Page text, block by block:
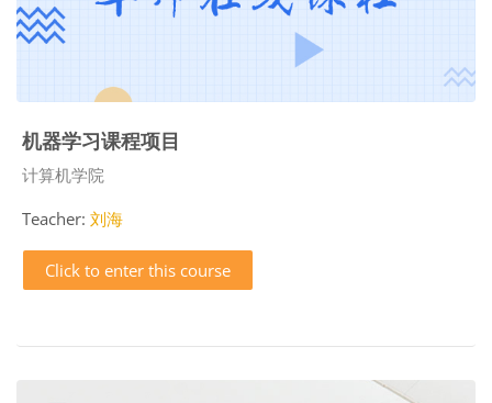
机器学习课程项目
Course category
计算机学院
Teacher: 刘海
Click to enter this course